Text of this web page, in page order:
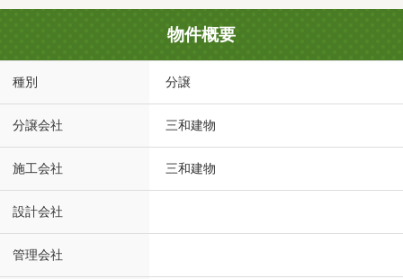
物件概要
種別 分譲
分譲会社 三和建物
施工会社 三和建物
設計会社
管理会社